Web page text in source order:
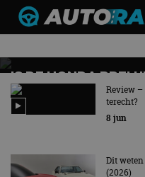
Podcast
Autotests
Adverteren
Nieuws
IS DE HONDA
VOORPROEFJE
Geïnspireerd door
Review –
terecht?
8 jun
Dit
(2026)